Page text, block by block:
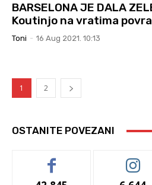
BARSELONA JE DALA
Koutinjo na vratima
Toni - 16 Aug 2021. 10:13
1 2
OSTANITE POVEZANI